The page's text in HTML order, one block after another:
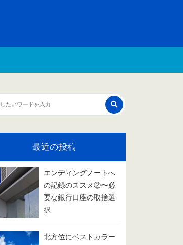
最近の投稿
エンディングノートへ
の記録のススメ②〜必
要な銀行口座の取捨選
択
北方位にベストカラー